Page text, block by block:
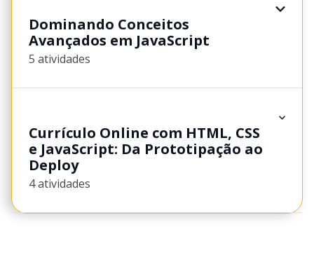
Dominando Conceitos
Avançados em JavaScript
5 atividades
Currículo Online com HTML, CSS
e JavaScript: Da Prototipação ao
Deploy
4 atividades